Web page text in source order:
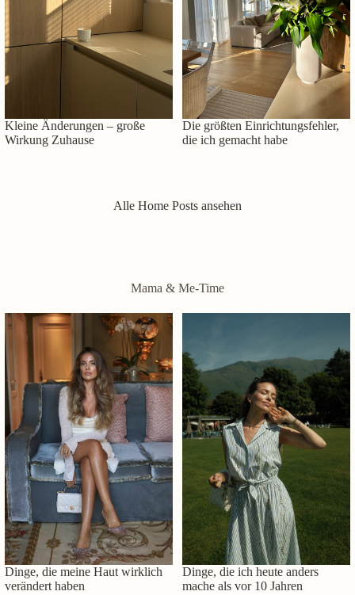
Kleine Änderungen – große
Wirkung Zuhause
Die größten Einrichtungsfehler,
die ich gemacht habe
Alle Home Posts ansehen
Mama & Me-Time
Dinge, die meine Haut wirklich
verändert haben
Dinge, die ich heute anders
mache als vor 10 Jahren